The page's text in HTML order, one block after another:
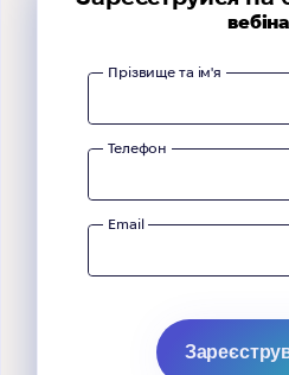
Прізвище та ім'я
Телефон
Email